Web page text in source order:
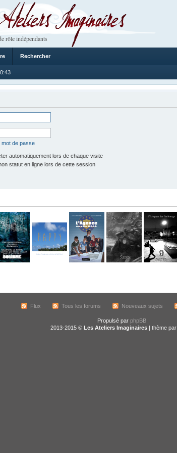
Imaginaires
rôle indépendants
Rechercher
mot de passe
automatiquement lors de chaque visite
statut en ligne lors de cette session
Flux Tous les forums Nouveaux sujets
Propulsé par phpBB
2013-2015 © Les Ateliers Imaginaires | thème par